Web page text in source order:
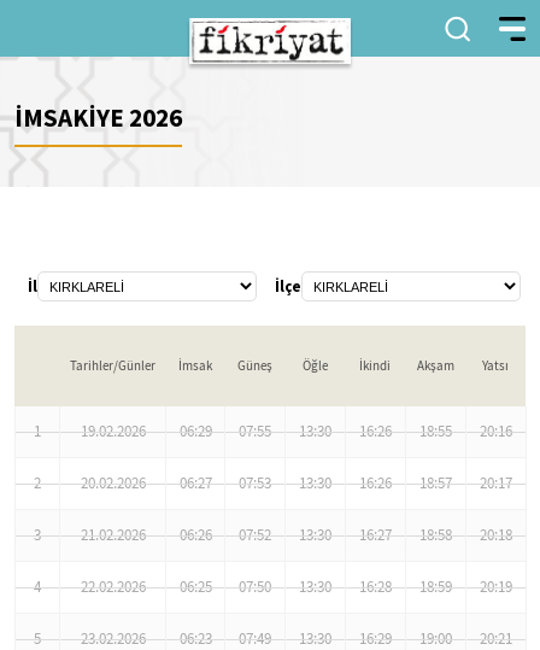
İMSAKİYE 2026
İl İlçe
Tarihler/Günler İmsak Güneş Öğle İkindi Akşam Yatsı
1 19.02.2026 06:29 07:55 13:30 16:26 18:55 20:16
2 20.02.2026 06:27 07:53 13:30 16:26 18:57 20:17
3 21.02.2026 06:26 07:52 13:30 16:27 18:58 20:18
4 22.02.2026 06:25 07:50 13:30 16:28 18:59 20:19
5 23.02.2026 06:23 07:49 13:30 16:29 19:00 20:21